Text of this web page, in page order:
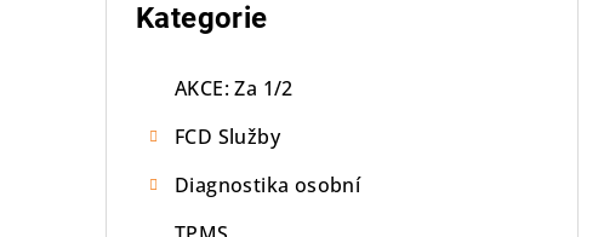
Přeskočit
Kategorie
AKCE: Za 1/2
FCD Služby
Diagnostika osobní